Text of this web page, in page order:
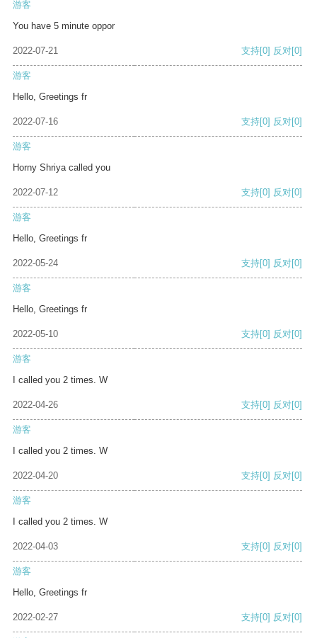
游客
You have 5 minute oppor
2022-07-21 支持[0] 反对[0]
游客
Hello, Greetings fr
2022-07-16 支持[0] 反对[0]
游客
Horny Shriya called you
2022-07-12 支持[0] 反对[0]
游客
Hello, Greetings fr
2022-05-24 支持[0] 反对[0]
游客
Hello, Greetings fr
2022-05-10 支持[0] 反对[0]
游客
I called you 2 times. W
2022-04-26 支持[0] 反对[0]
游客
I called you 2 times. W
2022-04-20 支持[0] 反对[0]
游客
I called you 2 times. W
2022-04-03 支持[0] 反对[0]
游客
Hello, Greetings fr
2022-02-27 支持[0] 反对[0]